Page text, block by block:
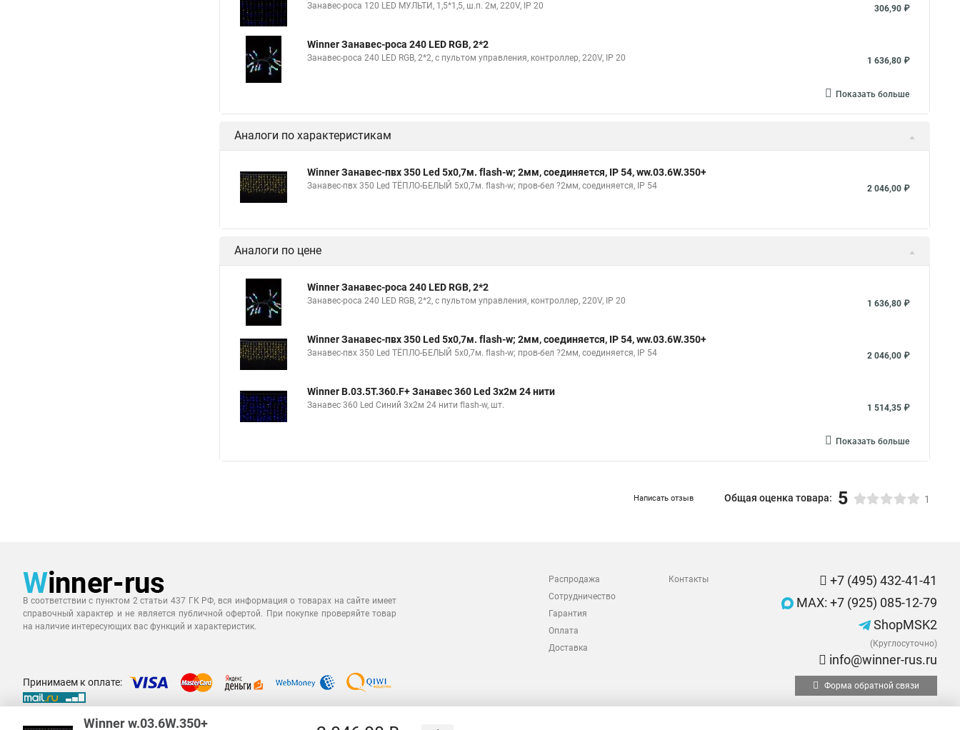
Занавес-роса 120 LED МУЛЬТИ, 1,5*1,5, ш.п. 2м, 220V, IP 20 306,90 ₽
Winner Занавес-роса 240 LED RGB, 2*2
Занавес-роса 240 LED RGB, 2*2, c пультом управления, контроллер, 220V, IP 20 1 636,80 ₽
Показать больше
Аналоги по характеристикам
Winner Занавес-пвх 350 Led 5х0,7м. flash-w; 2мм, соединяется, IP 54, ww.03.6W.350+
Занавес-пвх 350 Led ТЁПЛО-БЕЛЫЙ 5х0,7м. flash-w; пров-бел ?2мм, соединяется, IP 54 2 046,00 ₽
Аналоги по цене
Winner Занавес-роса 240 LED RGB, 2*2
Занавес-роса 240 LED RGB, 2*2, c пультом управления, контроллер, 220V, IP 20 1 636,80 ₽
Winner Занавес-пвх 350 Led 5х0,7м. flash-w; 2мм, соединяется, IP 54, ww.03.6W.350+
Занавес-пвх 350 Led ТЁПЛО-БЕЛЫЙ 5х0,7м. flash-w; пров-бел ?2мм, соединяется, IP 54 2 046,00 ₽
Winner B.03.5Т.360.F+ Занавес 360 Led 3х2м 24 нити
Занавес 360 Led Синий 3х2м 24 нити flash-w, шт. 1 514,35 ₽
Показать больше
Написать отзыв Общая оценка товара: 5 1
В соответствии с пунктом 2 статьи 437 ГК РФ, вся информация о товарах на сайте имеет
справочный характер и не является публичной офертой. При покупке проверяйте товар
на наличие интересующих вас функций и характеристик.
Распродажа
Сотрудничество
Гарантия
Оплата
Доставка
Контакты
+7 (495) 432-41-41
MAX: +7 (925) 085-12-79
ShopMSK2
(Круглосуточно)
info@winner-rus.ru
Принимаем к оплате: Форма обратной связи
Winner w.03.6W.350+